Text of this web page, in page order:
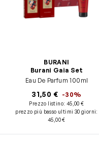
BURANI
Burani Gaia Set
Eau De Parfum 100ml
31,50 € -30%
Prezzo listino: 45,00 €
prezzo più basso ultimi 30 giorni:
45,00 €